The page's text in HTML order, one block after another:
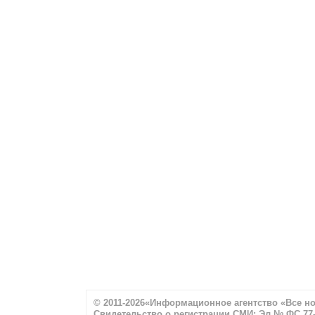
© 2011-2026«Информационное агентство «Все